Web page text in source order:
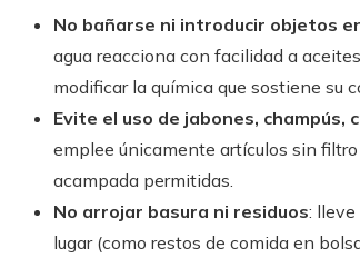
No bañarse ni introducir objetos
agua reacciona con facilidad a
modificar la química que sostiene su
Evite el uso de jabones,
emplee únicamente artículos sin
acampada permitidas.
No arrojar basura ni residuos:
lugar (como restos de comida en